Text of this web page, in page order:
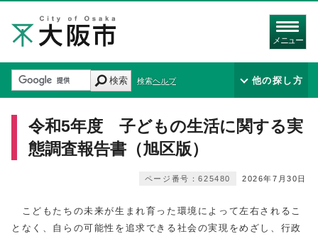
メニュー
検索 検索ヘルプ 他の探し方
令和5年度 子どもの生活に関する実
態調査報告書（旭区版）
2026年7月30日
ページ番号：625480
こどもたちの未来が生まれ育った環境によって左右されるこ
となく、自らの可能性を追求できる社会の実現をめざし、行政